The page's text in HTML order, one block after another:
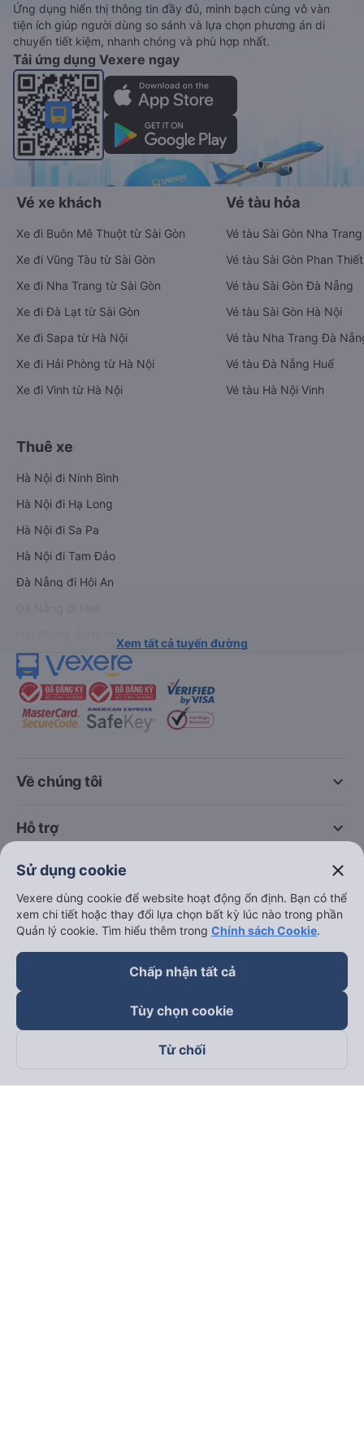
Ứng dụng hiển thị thông tin đầy đủ, minh bạch cùng vô vàn
tiện ích giúp người dùng so sánh và lựa chọn phương án di
chuyển tiết kiệm, nhanh chóng và phù hợp nhất.
Tải ứng dụng Vexere ngay
Vé xe khách
Xe đi Buôn Mê Thuột từ Sài Gòn
Xe đi Vũng Tàu từ Sài Gòn
Xe đi Nha Trang từ Sài Gòn
Xe đi Đà Lạt từ Sài Gòn
Xe đi Sapa từ Hà Nội
Xe đi Hải Phòng từ Hà Nội
Xe đi Vinh từ Hà Nội
Vé tàu hỏa
Vé tàu Sài Gòn Nha Trang
Vé tàu Sài Gòn Phan Thiết
Vé tàu Sài Gòn Đà Nẵng
Vé tàu Sài Gòn Hà Nội
Vé tàu Nha Trang Đà
Vé tàu Đà Nẵng Huế
Vé tàu Hà Nội Vinh
Thuê xe
Hà Nội đi Ninh Bình
Hà Nội đi Hạ Long
Hà Nội đi Sa Pa
Hà Nội đi Tam Đảo
Đà Nẵng đi Hội An
Xem tất cả tuyến đường
keyboard_arrow_down
Về chúng tôi
keyboard_arrow_down
Hỗ trợ
keyboard_arrow_down
Trở thành đối tác
Đối tác thanh toán
Sử dụng cookie close
Vexere dùng cookie để website hoạt động ổn định. Bạn có thể
xem chi tiết hoặc thay đổi lựa chọn bất kỳ lúc nào trong phần
Quản lý cookie. Tìm hiểu thêm trong Chính sách Cookie.
Chấp nhận tất cả
Tùy chọn cookie
Từ chối